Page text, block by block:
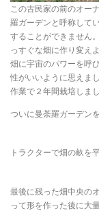
この古民家の前のオー
羅ガーデンと呼称して
することができません
っすぐな畑に作り変え
畑に宇宙のパワーを呼
性がいいように思えま
作業で２年間栽培しま
ついに曼荼羅ガーデン
トラクターで畑の畝を
最後に残った畑中央の
って形を作った後に大